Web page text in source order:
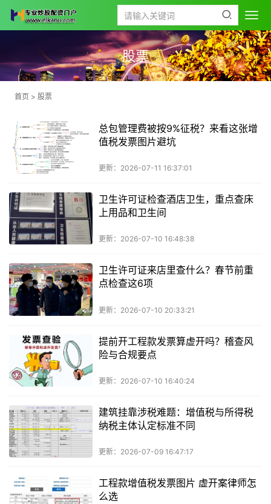
股票
首页 > 股票
总包管理费被按9%征税？来看这张增
值税发票图片避坑
更新：2026-07-11 16:37:01
卫生许可证检查酒店卫生，重点查床
上用品和卫生间
更新：2026-07-10 16:48:38
卫生许可证来店里查什么？春节前重
点检查这6项
更新：2026-07-10 20:33:21
提前开工程款发票算虚开吗？稽查风
险与合规要点
更新：2026-07-10 16:40:24
建筑挂靠涉税难题：增值税与所得税
纳税主体认定标准不同
更新：2026-07-09 16:47:17
工程款增值税发票图片 虚开案律师怎
么选